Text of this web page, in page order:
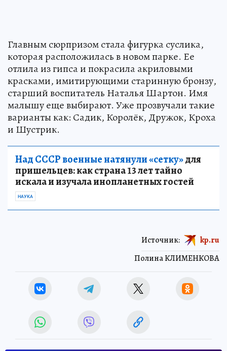
Главным сюрпризом стала фигурка суслика,
которая расположилась в новом парке. Ее
отлила из гипса и покрасила акриловыми
красками, имитирующими старинную бронзу,
старший воспитатель Наталья Шартон. Имя
малышу еще выбирают. Уже прозвучали такие
варианты как: Садик, Королёк, Дружок, Кроха
и Шустрик.
Над СССР военные натянули «сетку»для
пришельцев: как страна 13 лет тайно
искала и изучала инопланетных гостей
НАУКА
Полина КЛИМЕНКОВА
Источник: kp.ru